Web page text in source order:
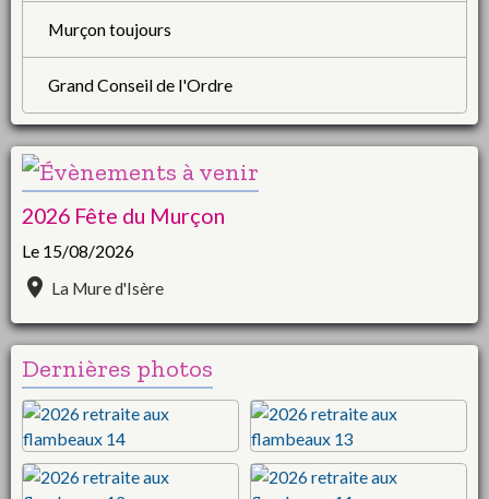
Murçon toujours
Grand Conseil de l'Ordre
2026 Fête du Murçon
Le 15/08/2026
La Mure d'Isère
Dernières photos